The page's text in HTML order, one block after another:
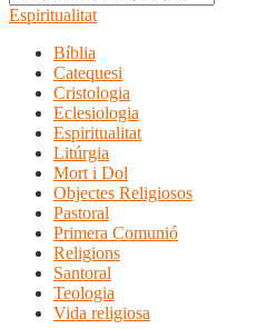
Espiritualitat
Bíblia
Catequesi
Cristologia
Eclesiologia
Espiritualitat
Litúrgia
Mort i Dol
Objectes Religiosos
Pastoral
Primera Comunió
Religions
Santoral
Teologia
Vida religiosa